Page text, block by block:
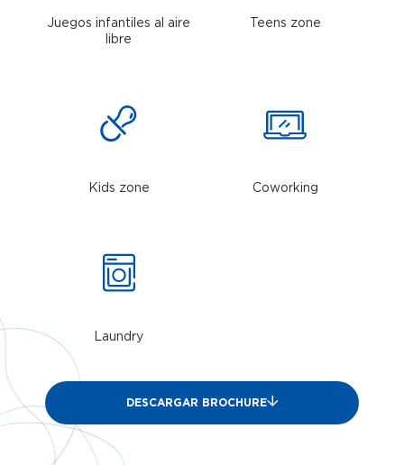
Juegos infantiles al aire
libre
Teens zone
Kids zone Coworking
Laundry
DESCARGAR BROCHURE